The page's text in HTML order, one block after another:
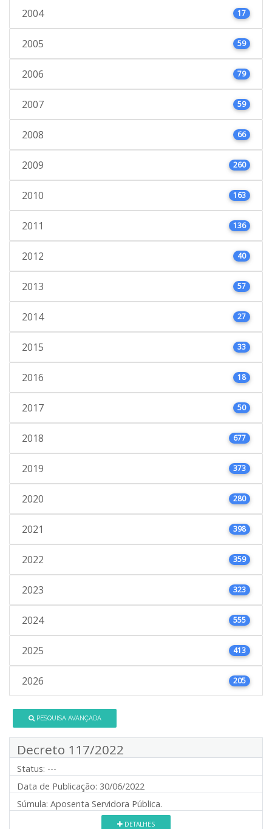
2004 17
2005 59
2006 79
2007 59
2008 66
2009 260
2010 163
2011 136
2012 40
2013 57
2014 27
2015 33
2016 18
2017 50
2018 677
2019 373
2020 280
2021 398
2022 359
2023 323
2024 555
2025 413
2026 205
PESQUISA AVANÇADA
Decreto 117/2022
Status: ---
Data de Publicação: 30/06/2022
Súmula: Aposenta Servidora Pública.
DETALHES